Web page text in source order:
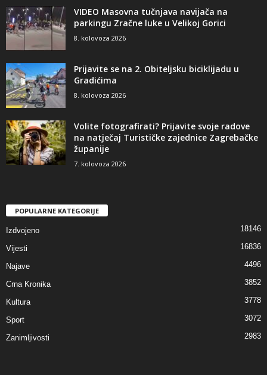
VIDEO Masovna tučnjava navijača na
parkingu Zračne luke u Velikoj Gorici
8. kolovoza 2026
Prijavite se na 2. Obiteljsku biciklijadu u
Gradićima
8. kolovoza 2026
Volite fotografirati? Prijavite svoje radove
na natječaj Turističke zajednice Zagrebačke
županije
7. kolovoza 2026
POPULARNE KATEGORIJE
Izdvojeno 18146
Vijesti 16836
Najave 4496
Crna Kronika 3852
Kultura 3778
Sport 3072
Zanimljivosti 2983